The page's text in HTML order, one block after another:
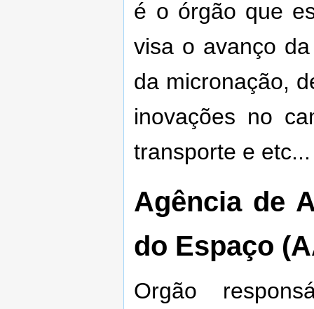
é o órgão que
visa o avanço
da micronação,
inovações no
transporte e etc...
Agência de
do Espaço
Orgão